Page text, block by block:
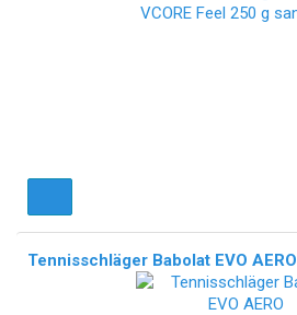
Tennisschläger Babolat EVO AERO